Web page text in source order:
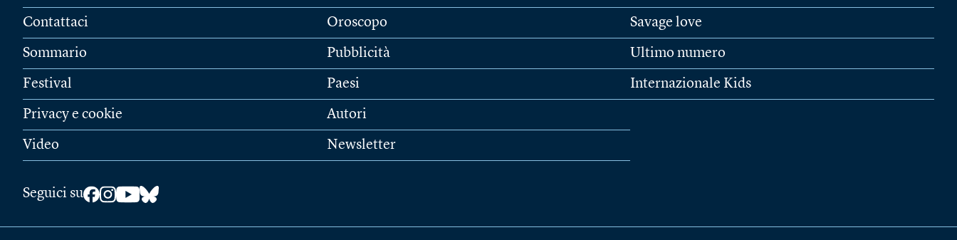
Contattaci
Sommario
Festival
Privacy e cookie
Video
Oroscopo
Pubblicità
Paesi
Autori
Newsletter
Savage love
Ultimo numero
Internazionale Kids
Seguici su